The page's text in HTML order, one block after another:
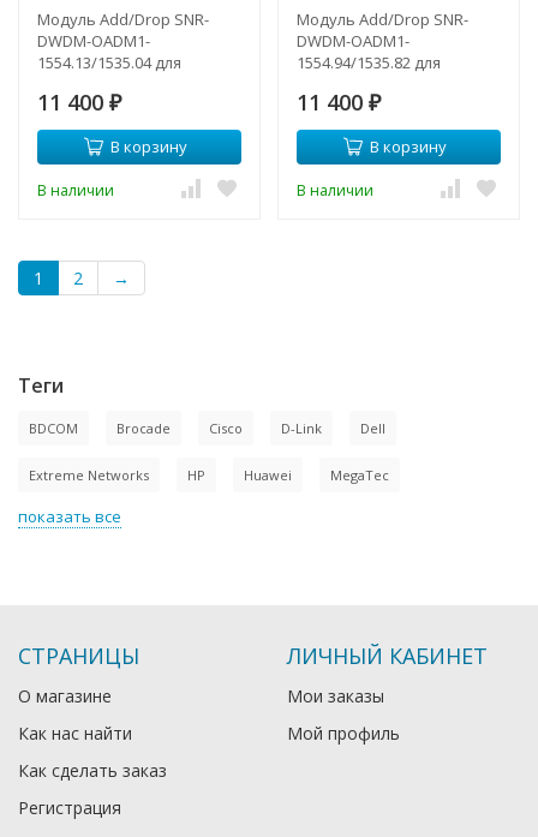
Модуль Add/Drop SNR-
DWDM-OADM1-
1554.13/1535.04 для
сетей
11 400 ₽
В корзину
В наличии
Модуль Add/Drop SNR-
DWDM-OADM1-
1554.94/1535.82 для
сетей
11 400 ₽
В корзину
В наличии
1 2 →
Теги
BDCOM Brocade Cisco D-Link Dell
Extreme Networks HP Huawei MegaTec
показать все
СТРАНИЦЫ
О магазине
Как нас найти
Как сделать заказ
Регистрация
ЛИЧНЫЙ КАБИНЕТ
Мои заказы
Мой профиль